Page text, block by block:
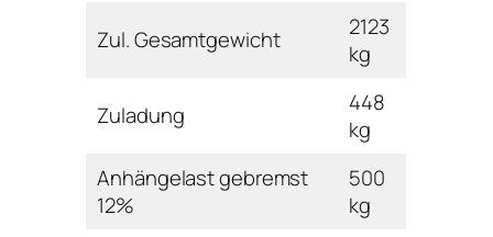
Zul. Gesamtgewicht
2123
kg
Zuladung
448
kg
Anhängelast gebremst
12%
500
kg